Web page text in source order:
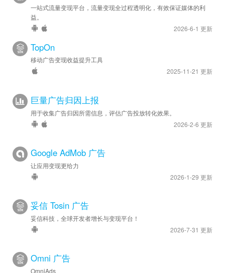
一站式流量变现平台，流量变现全过程透明化，有效保证媒体的利
益。
2026-6-1 更新
TopOn
移动广告变现收益提升工具
2025-11-21 更新
巨量广告归因上报
用于收集广告归因所需信息，评估广告投放转化效果。
2026-2-6 更新
Google AdMob 广告
让应用变现更给力
2026-1-29 更新
妥信 Tosin 广告
妥信科技，全球开发者增长与变现平台！
2026-7-31 更新
Omni 广告
OmniAds